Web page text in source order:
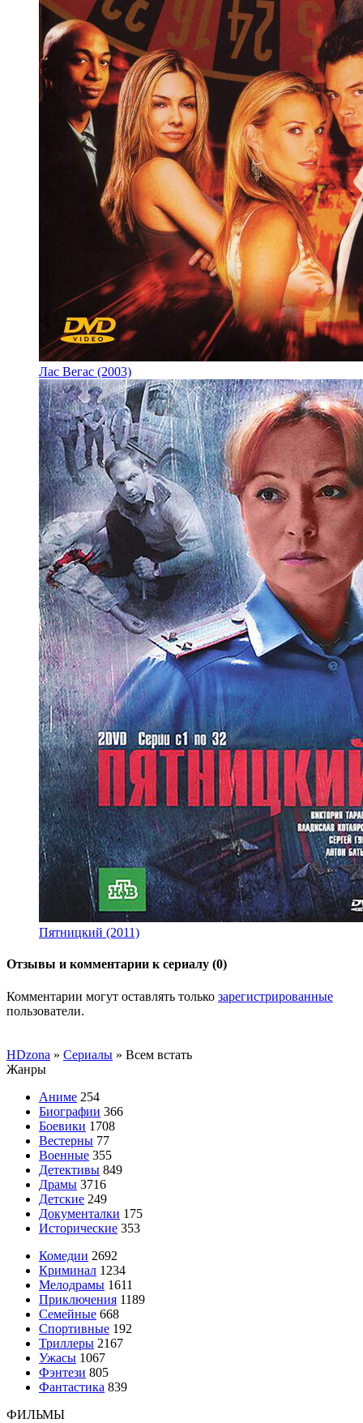
Лас Вегас (2003)
Пятницкий (2011)
Отзывы и комментарии к сериалу (0)
Комментарии могут оставлять только зарегистрированные
пользователи.
HDzona » Сериалы » Всем встать
Жанры
Аниме 254
Биографии 366
Боевики 1708
Вестерны 77
Военные 355
Детективы 849
Драмы 3716
Детские 249
Документалки 175
Исторические 353
Комедии 2692
Криминал 1234
Мелодрамы 1611
Приключения 1189
Семейные 668
Спортивные 192
Триллеры 2167
Ужасы 1067
Фэнтези 805
Фантастика 839
ФИЛЬМЫ